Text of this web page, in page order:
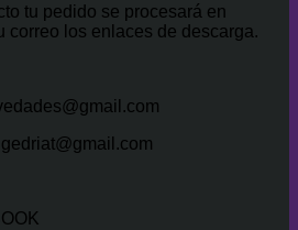
tu pedido se procesará en
correo los enlaces de descarga.